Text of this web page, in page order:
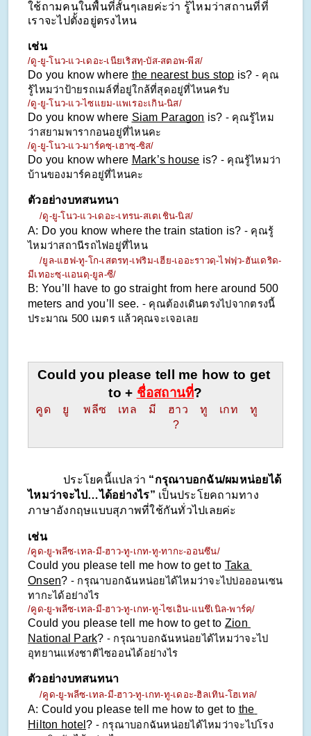
ใช้ถามคนในพื้นที่สั้นๆเลยค่ะว่า รู้ไหมว่าสถานที่ที่
เราจะไปตั้งอยู่ตรงไหน
เช่น
/ดู-ยู-โนว-แว-เดอะ-เนียเริสทฺ-บัส-สตอพ-พีส/
Do you know where the nearest bus stop is? - คุณ
รู้ไหมว่าป้ายรถเมล์ที่อยู่ใกล้ที่สุดอยู่ที่ไหนครับ
/ดู-ยู-โนว-แว-ไซแยม-แพเรอะเกิน-นิส/
Do you know where Siam Paragon is? - คุณรู้ไหม
ว่าสยามพารากอนอยู่ที่ไหนคะ
/ดู-ยู-โนว-แว-มาร์คซฺ-เฮาซฺ-ซิส/
Do you know where Mark’s house is? - คุณรู้ไหมว่า
บ้านของมาร์คอยู่ที่ไหนคะ
ตัวอย่างบทสนทนา
/ดู-ยู-โนว-แว-เดอะ-เทรน-สเตเชิน-นิส/
A: Do you know where the train station is? - คุณรู้
ไหมว่าสถานีรถไฟอยู่ที่ไหน
/ยูล-แฮฟ-ทู-โก-เสตรทฺ-เฟริม-เฮีย-เออะราวดฺ-ไฟฟฺว-ฮันเดริด-
มีเทอะซฺ-แอนดฺ-ยูล-ซี/
B: You’ll have to go straight from here around 500
meters and you’ll see. - คุณต้องเดินตรงไปจากตรงนี้
ประมาณ 500 เมตร แล้วคุณจะเจอเลย
Could you please tell me how to get
to + ชื่อสถานที่?
คูด    ยู     พลีซ    เทล    มี    ฮาว    ทู    เกท    ทู
?
ประโยคนี้แปลว่า “กรุณาบอกฉัน/ผมหน่อยได้
ไหมว่าจะไป…ได้อย่างไร” เป็นประโยคถามทาง
ภาษาอังกฤษแบบสุภาพที่ใช้กันทั่วไปเลยค่ะ
เช่น
/คูด-ยู-พลีซ-เทล-มี-ฮาว-ทู-เกท-ทู-ทากะ-ออนซึน/
Could you please tell me how to get to Taka
Onsen? - กรุณาบอกฉันหน่อยได้ไหมว่าจะไปบ่อออนเซน
ทากะได้อย่างไร
/คูด-ยู-พลีซ-เทล-มี-ฮาว-ทู-เกท-ทู-ไซเอิน-แนชึเนิล-พาร์คฺ/
Could you please tell me how to get to Zion
National Park? - กรุณาบอกฉันหน่อยได้ไหมว่าจะไป
อุทยานแห่งชาติไซออนได้อย่างไร
ตัวอย่างบทสนทนา
/คูด-ยู-พลีซ-เทล-มี-ฮาว-ทู-เกท-ทู-เดอะ-ฮิลเทิน-โฮเทล/
A: Could you please tell me how to get to the
Hilton hotel ? - กรุณาบอกฉันหน่อยได้ไหมว่าจะไปโรง